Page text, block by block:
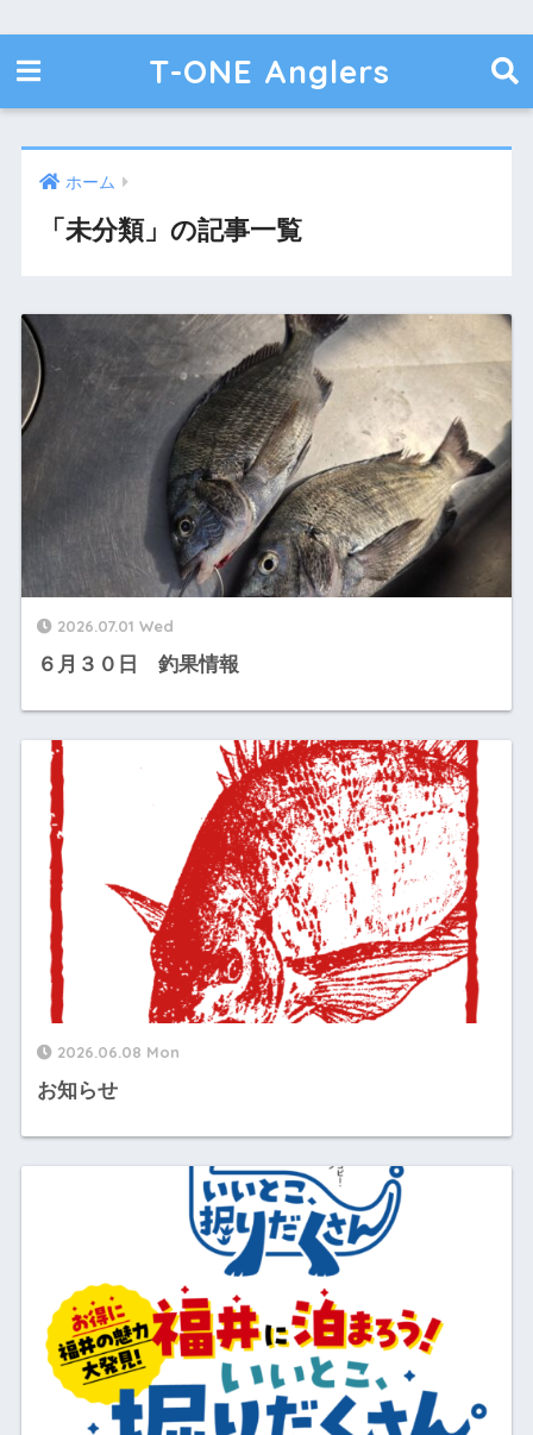
T-ONE Anglers
ホーム
「未分類」の記事一覧
2026.07.01 Wed
６月３０日 釣果情報
2026.06.08 Mon
お知らせ